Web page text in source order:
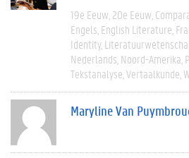
19e Eeuw 20e Eeuw
Engels English Literature
Identity
Nederlands Noord-Amerika
Tekstanalyse Vertaalkunde
Maryline Van